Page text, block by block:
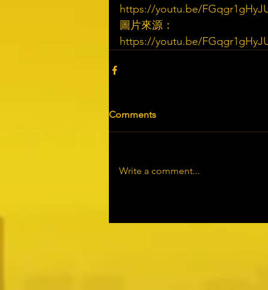
https://youtu.be/
圖片來源：
https://youtu.be/
Comments
Write a comment...